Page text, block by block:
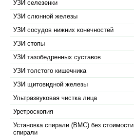
УЗИ селезенки
УЗИ слюнной железы
УЗИ сосудов нижних конечностей
УЗИ стопы
УЗИ тазобедренных суставов
УЗИ толстого кишечника
УЗИ щитовидной железы
Ультразвуковая чистка лица
Уретроскопия
Установка спирали (ВМС) без стоимости
спирали